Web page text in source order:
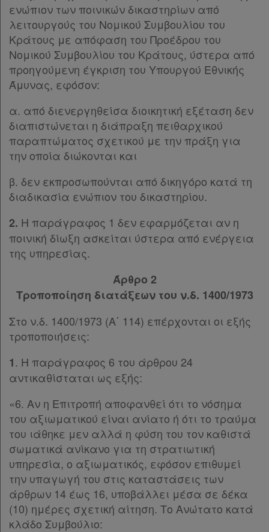
Παρ.4
Παρ.5
Παρ.6
Παρ.7
Παρ.8
Άρθρο 16
Παρ.2
Άρθρο 17
ΚΕΦΑΛΑΙΟ Β΄ [-]
Άρθρο 18
Άρθρο 19
Παρ.1
Παρ.2
Παρ.3
Άρθρο 20
Άρθρο 21
Άρθρο 23
Άρθρο 24
Άρθρο 25
Άρθρο 26
Άρθρο 27 [-]
Παρ.1
Παρ.2
Παρ.3
Παρ.4
Παρ.5
Άρθρο 28
Άρθρο 29
Άρθρο 30
[-]
Παρ.1
Παρ.2
ενώπιον των ποινικών δικαστηρίων από
λειτουργούς του Νομικού Συμβουλίου του
Κράτους με απόφαση του Προέδρου του
Νομικού Συμβουλίου του Κράτους, ύστερα από
προηγούμενη έγκριση του Υπουργού Εθνικής
Άμυνας, εφόσον:
α. από διενεργηθείσα διοικητική εξέταση δεν
διαπιστώνεται η διάπραξη πειθαρχικού
παραπτώματος σχετικού με την πράξη για
την οποία διώκονται και
β. δεν εκπροσωπούνται από δικηγόρο κατά τη
διαδικασία ενώπιον του δικαστηρίου.
2. Η παράγραφος 1 δεν εφαρμόζεται αν η
ποινική δίωξη ασκείται ύστερα από ενέργεια
της υπηρεσίας.
Άρθρο 2
Τροποποίηση διατάξεων του ν.δ. 1400/1973
Στο ν.δ. 1400/1973 (Α΄ 114) επέρχονται οι εξής
τροποποιήσεις:
1. Η παράγραφος 6 του άρθρου 24
αντικαθίσταται ως εξής:
«6. Αν η Επιτροπή αποφανθεί ότι το νόσημα
του αξιωματικού είναι ανίατο ή ότι το τραύμα
του ιάθηκε μεν αλλά η φύση του τον καθιστά
σωματικά ανίκανο για τη στρατιωτική
υπηρεσία, ο αξιωματικός, εφόσον επιθυμεί
την υπαγωγή του στις καταστάσεις των
άρθρων 14 έως 16, υποβάλλει μέσα σε δέκα
(10) ημέρες σχετική αίτηση. Το Ανώτατο κατά
κλάδο Συμβούλιο: